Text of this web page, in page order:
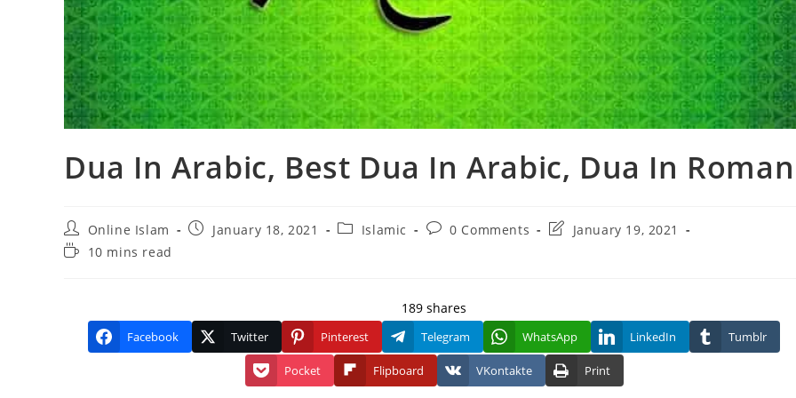
Dua In Arabic, Best Dua In Arabic, Dua In Roman
Post
author:
Online Islam
PostJanuary 18, 2021
PostIslamic
Post0 Comments
PostJanuary 19, 2021
Reading10 mins read
189 shares
Facebook Twitter Pinterest Telegram WhatsApp LinkedIn Tumblr
Pocket Flipboard VKontakte Print